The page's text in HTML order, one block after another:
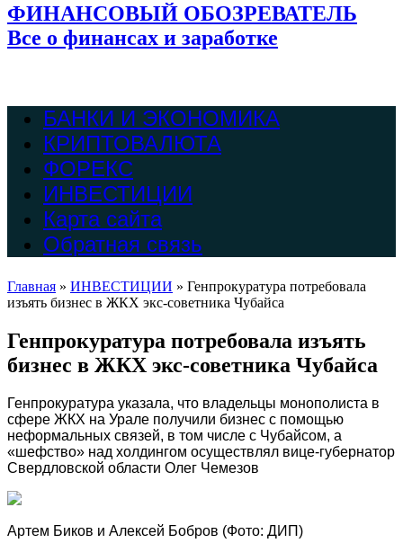
ФИНАНСОВЫЙ ОБОЗРЕВАТЕЛЬ
Все о финансах и заработке
БАНКИ И ЭКОНОМИКА
КРИПТОВАЛЮТА
ФОРЕКС
ИНВЕСТИЦИИ
Карта сайта
Обратная связь
Главная » ИНВЕСТИЦИИ » Генпрокуратура потребовала
изъять бизнес в ЖКХ экс-советника Чубайса
Генпрокуратура потребовала изъять
бизнес в ЖКХ экс-советника Чубайса
Генпрокуратура указала, что владельцы монополиста в
сфере ЖКХ на Урале получили бизнес с помощью
неформальных связей, в том числе с Чубайсом, а
«шефство» над холдингом осуществлял вице-губернатор
Свердловской области Олег Чемезов
Артем Биков и Алексей Бобров (Фото: ДИП)